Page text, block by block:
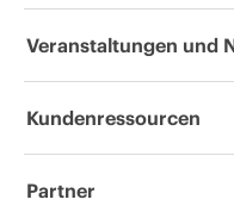
HPE Labs
Operational Support
Software und Treiber
Veranstaltungen und
Veranstaltungen
Kundenressourcen
Kontaktieren Sie uns
Partner